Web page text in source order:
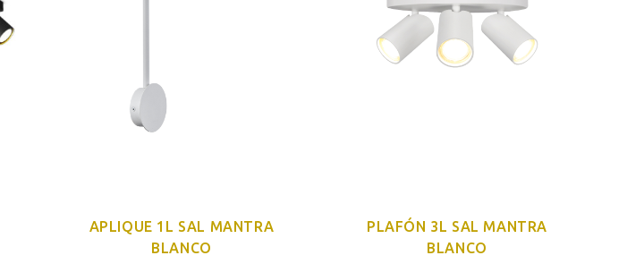
APLIQUE 1L SAL MANTRA
BLANCO
PLAFÓN 3L SAL MANTRA
BLANCO